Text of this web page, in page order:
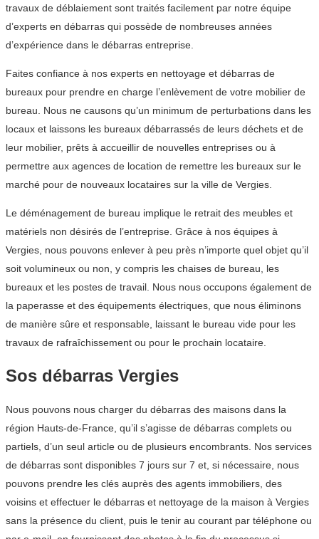
travaux de déblaiement sont traités facilement par notre équipe
d’experts en débarras qui possède de nombreuses années
d’expérience dans le débarras entreprise.
Faites confiance à nos experts en nettoyage et débarras de
bureaux pour prendre en charge l’enlèvement de votre mobilier de
bureau. Nous ne causons qu’un minimum de perturbations dans les
locaux et laissons les bureaux débarrassés de leurs déchets et de
leur mobilier, prêts à accueillir de nouvelles entreprises ou à
permettre aux agences de location de remettre les bureaux sur le
marché pour de nouveaux locataires sur la ville de Vergies.
Le déménagement de bureau implique le retrait des meubles et
matériels non désirés de l’entreprise. Grâce à nos équipes à
Vergies, nous pouvons enlever à peu près n’importe quel objet qu’il
soit volumineux ou non, y compris les chaises de bureau, les
bureaux et les postes de travail. Nous nous occupons également de
la paperasse et des équipements électriques, que nous éliminons
de manière sûre et responsable, laissant le bureau vide pour les
travaux de rafraîchissement ou pour le prochain locataire.
Sos débarras Vergies
Nous pouvons nous charger du débarras des maisons dans la
région Hauts-de-France, qu’il s’agisse de débarras complets ou
partiels, d’un seul article ou de plusieurs encombrants. Nos services
de débarras sont disponibles 7 jours sur 7 et, si nécessaire, nous
pouvons prendre les clés auprès des agents immobiliers, des
voisins et effectuer le débarras et nettoyage de la maison à Vergies
sans la présence du client, puis le tenir au courant par téléphone ou